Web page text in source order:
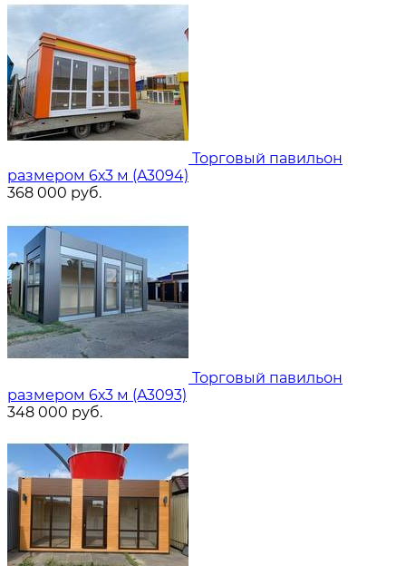
Торговый павильон
размером 6х3 м (A3094)
368 000 руб.
Торговый павильон
размером 6х3 м (A3093)
348 000 руб.